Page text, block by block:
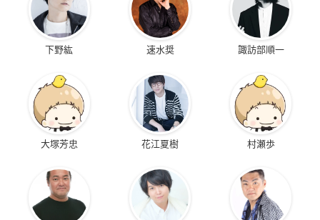
下野紘 速水奨 諏訪部順一
大塚芳忠 花江夏樹 村瀬歩